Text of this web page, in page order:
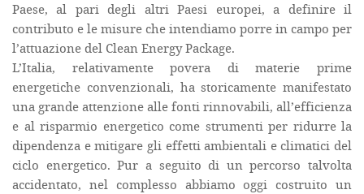
Paese, al pari degli altri Paesi europei, a definire il
contributo e le misure che intendiamo porre in campo per
l’attuazione del Clean Energy Package.
L’Italia, relativamente povera di materie prime
energetiche convenzionali, ha storicamente manifestato
una grande attenzione alle fonti rinnovabili, all’efficienza
e al risparmio energetico come strumenti per ridurre la
dipendenza e mitigare gli effetti ambientali e climatici del
ciclo energetico. Pur a seguito di un percorso talvolta
accidentato, nel complesso abbiamo oggi costruito un